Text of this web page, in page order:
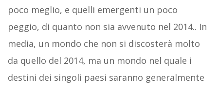
poco meglio, e quelli emergenti un poco
peggio, di quanto non sia avvenuto nel 2014.. In
media, un mondo che non si discosterà molto
da quello del 2014, ma un mondo nel quale i
destini dei singoli paesi saranno generalmente